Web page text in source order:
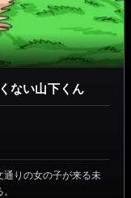
ない山下くん
りの女の子が来る未